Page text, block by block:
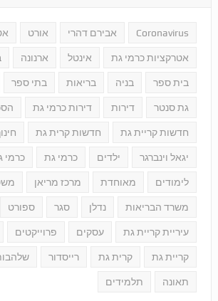
Coronavirus אבירם דהרי אורט
אטרקציות כרמי גת אינטל ארנונה
בית ספר בניה בריאות בתי ספר
גת סנטר דירות דירות כרמי גת
חדשות קריית גת חדשות קרית גת
יגאל וינברגר ילדים כרמי גת כרמי
לימודים מאוחדת מרכז מריאן
משרד הבריאות נדלן סגר ספורט
עיריית קריית גת עסקים פרוייקטים
קריית גת קרית גת רייסדור
תאונה תלמידים